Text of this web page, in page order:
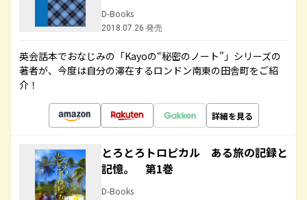
D-Books
2018.07.26 発売
英会話本でおなじみの「Kayoの“秘密のノート”」シリーズの
著者が、今度は自分の滞在するロンドン南東の田舎町をご紹
介！
詳細を見る
とろとろトロピカル ある旅の記録と
記憶。 第1巻
D-Books